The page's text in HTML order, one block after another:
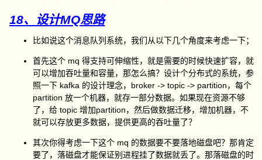
18、设计MQ思路
比如说这个消息队列系统，我们从以下几个角度来考虑一下；
首先这个 mq 得支持可伸缩性，就是需要的时候快速扩容，就
可以增加吞吐量和容量，那怎么搞？设计个分布式的系统，参
照一下 kafka 的设计理念，broker -> topic -> partition，每个
partition 放一个机器，就存一部分数据。如果现在资源不够
了，给 topic 增加partition，然后做数据迁移，增加机器，不
就可以存放更多数据，提供更高的吞吐量了？
其次你得考虑一下这个 mq 的数据要不要落地磁盘吧？那肯定
要了，落磁盘才能保证别进程挂了数据就丢了。那落磁盘的时